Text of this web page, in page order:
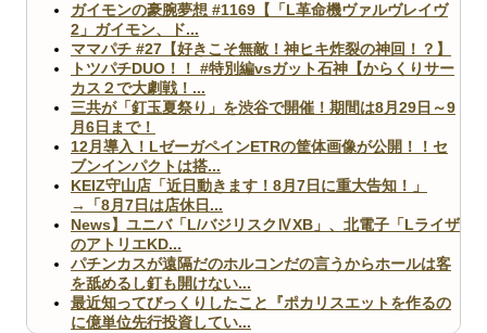
ガイモンの豪腕夢想 #1169【「L革命機ヴァルヴレイヴ
2」ガイモン、ド...
ママパチ #27【好きこそ無敵！神ヒキ炸裂の神回！？】
トツパチDUO！！ #特別編vsガット石神【からくりサー
カス２で大劇戦！...
三共が「釘玉夏祭り」を渋谷で開催！期間は8月29日～9
月6日まで！
12月導入！LゼーガペインETRの筐体画像が公開！！セ
ブンインパクトは搭...
KEIZ守山店「近日動きます！8月7日に重大告知！」
→「8月7日は店休日...
News】ユニバ「L/バジリスクⅣXB」、北電子「Lライザ
のアトリエKD...
パチンカスが遠隔だのホルコンだの言うからホールは客
を舐めるし釘も開けない...
最近知ってびっくりしたこと『ポカリスエットを作るの
に億単位先行投資してい...